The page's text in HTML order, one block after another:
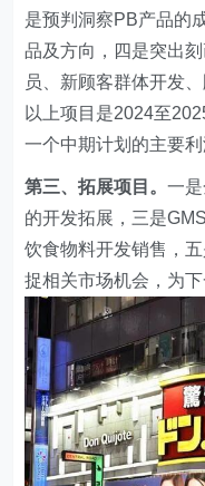
是预判洞察PB产品的
品及方向，四是突出
员、新顾客群体开发
以上项目是2024至
一个中期计划的主要利
第三、拓展项目。一
的开发拓展，三是
饮食物料开发销售，
捉相关市场机会，为